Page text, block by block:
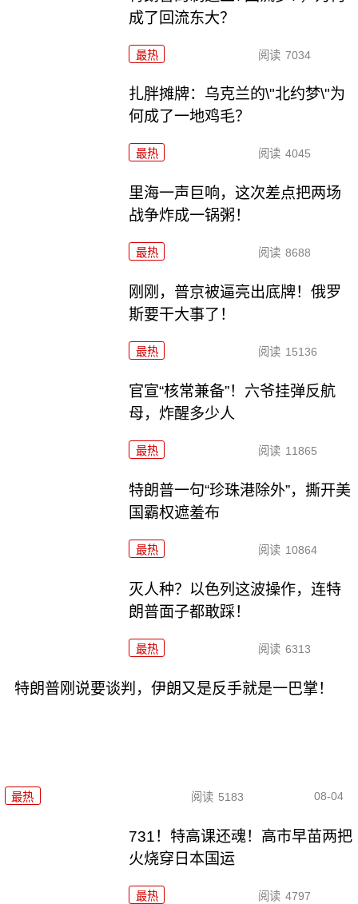
成了回流东大？
最热 阅读 7034
扎胖摊牌：乌克兰的\"北约梦\"为
何成了一地鸡毛？
最热 阅读 4045
里海一声巨响，这次差点把两场
战争炸成一锅粥！
最热 阅读 8688
刚刚，普京被逼亮出底牌！俄罗
斯要干大事了！
最热 阅读 15136
官宣“核常兼备”！六爷挂弹反航
母，炸醒多少人
最热 阅读 11865
特朗普一句“珍珠港除外”，撕开美
国霸权遮羞布
最热 阅读 10864
灭人种？以色列这波操作，连特
朗普面子都敢踩！
最热 阅读 6313
特朗普刚说要谈判，伊朗又是反手就是一巴掌！
最热 阅读 5183 08-04
731！特高课还魂！高市早苗两把
火烧穿日本国运
最热 阅读 4797